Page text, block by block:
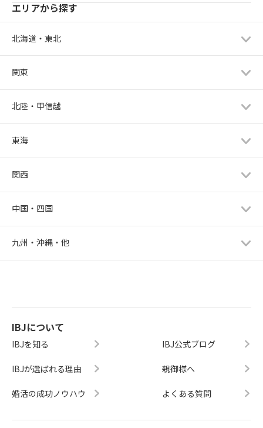
エリアから探す
北海道・東北
関東
北陸・甲信越
東海
関西
中国・四国
九州・沖縄・他
IBJについて
IBJを知る
IBJが選ばれる理由
婚活の成功ノウハウ
IBJ公式ブログ
親御様へ
よくある質問